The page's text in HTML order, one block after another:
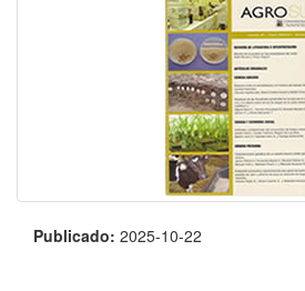
Publicado: 2025-10-22